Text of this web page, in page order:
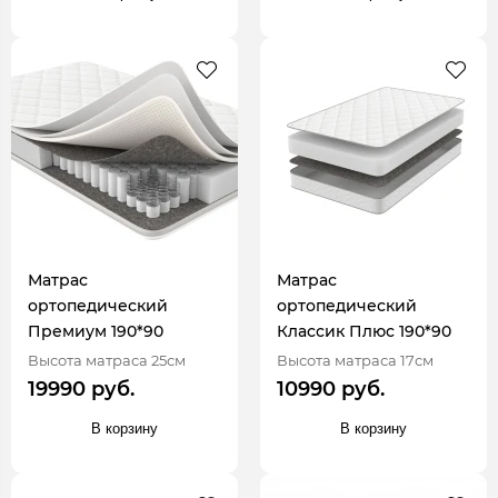
Матрас
ортопедический
Премиум 190*90
Высота матраса 25см
19990 руб.
В корзину
Матрас
ортопедический
Классик Плюс 190*90
Высота матраса 17см
10990 руб.
В корзину